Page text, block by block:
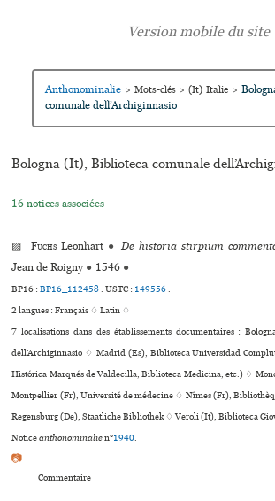
Anthonominalie > Mots-clés > (It) Italie >
comu­nale dell’Archiginnasio
Bologna (It), Biblioteca comu­nale
16 notices associées
▨Fuchs Leonhart ● De historia stirpium
Jean de Roigny ● 1546 ●
BP16 :BP16_112458.USTC : 149556.
2 langues :Français ♢Latin ♢
7 localisations dans des établissements documentaires :
dell’Archiginnasio ♢ Madrid (Es), Biblioteca Universidad
Histórica Marqués de Valdecilla, Biblioteca Medicina, etc.) ♢
Montpellier (Fr), Université de méde­cine ♢ Nîmes (Fr),
Regensburg (De), Staatliche Bibliothek ♢ Veroli (It), Biblioteca
Noticeanthonominalien°1940.
📷
Commentaire